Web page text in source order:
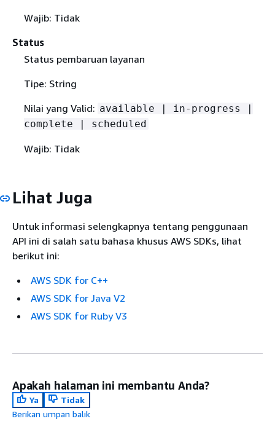
Wajib: Tidak
Status
Status pembaruan layanan
Tipe: String
Nilai yang Valid: available | in-progress |
complete | scheduled
Wajib: Tidak
Lihat Juga
Untuk informasi selengkapnya tentang penggunaan
API ini di salah satu bahasa khusus AWS SDKs, lihat
berikut ini:
AWS SDK for C++
AWS SDK for Java V2
AWS SDK for Ruby V3
Apakah halaman ini membantu Anda?
Ya
Tidak
Berikan umpan balik